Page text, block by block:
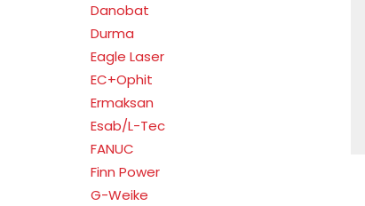
Danobat
Durma
Eagle Laser
EC+Ophit
Ermaksan
Esab/L-Tec
FANUC
Finn Power
G-Weike